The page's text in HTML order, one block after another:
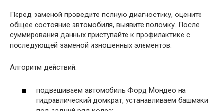
Перед заменой проведите полную диагностику, оцените
общее состояние автомобиля, выявите поломку. После
суммирования данных приступайте к профилактике с
последующей заменой изношенных элементов.
Алгоритм действий:
подвешиваем автомобиль Форд Мондео на
гидравлический домкрат, устанавливаем башмаки